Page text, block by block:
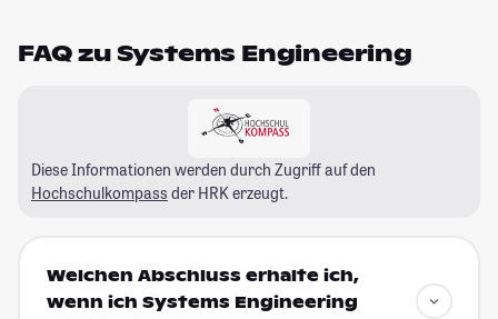
FAQ zu Systems Engineering
Diese Informationen werden durch Zugriff auf den
Hochschulkompass der HRK erzeugt.
Welchen Abschluss erhalte ich,
wenn ich Systems Engineering